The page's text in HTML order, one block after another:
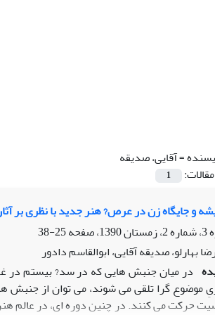
=آقایی، صدیقه
1
و جایگاه زن در عرص? هنر جدید با نظری بر
صفحه
25-38
بهارلو، صدیقه آقایی، ابوالقاسم دادور
در میان جنبش هایی که در سد? بیستم در
موضوع گرا تلقی می شوند، می توان از جنبش
حرکت می کنند. در چنین دوره ای، در عالم